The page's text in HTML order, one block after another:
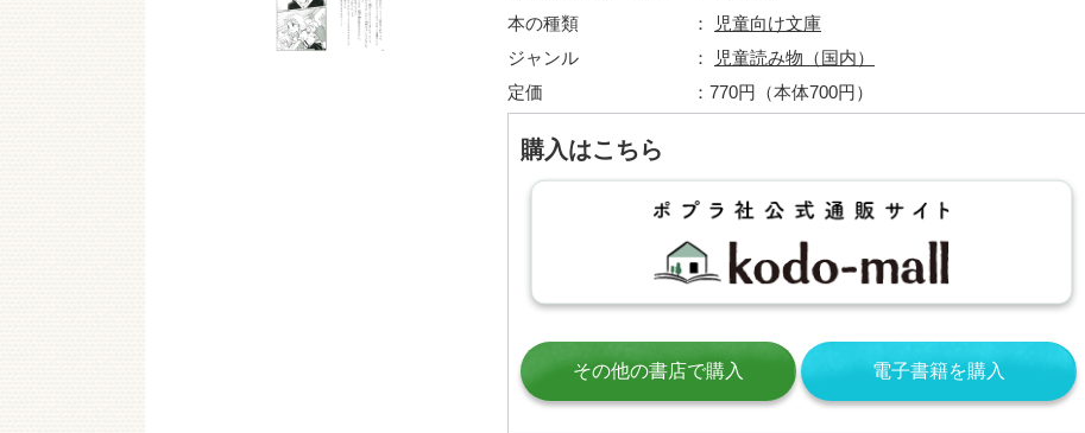
本の種類
児童向け文庫
ジャンル
児童読み物（国内）
定価
770円（本体700円）
購入はこちら
その他の書店で購入 電子書籍を購入